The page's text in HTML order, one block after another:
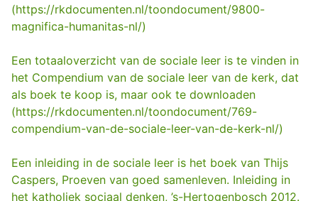
(https://rkdocumenten.nl/toondocument/9800-
magnifica-humanitas-nl/)
Een totaaloverzicht van de sociale leer is te vinden in
het Compendium van de sociale leer van de kerk, dat
als boek te koop is, maar ook te downloaden
(https://rkdocumenten.nl/toondocument/769-
compendium-van-de-sociale-leer-van-de-kerk-nl/)
Een inleiding in de sociale leer is het boek van Thijs
Caspers, Proeven van goed samenleven. Inleiding in
het katholiek sociaal denken, ’s-Hertogenbosch 2012.